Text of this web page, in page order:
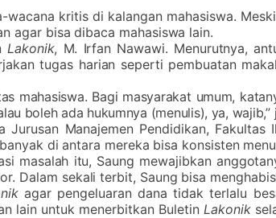
kritis di kalangan mahasiswa.
agar bisa dibaca mahasiswa lain.
Lakonik, M. Irfan Nawawi. Menurutnya,
tugas harian seperti pembuatan
mahasiswa. Bagi masyarakat umum,
boleh ada hukumnya (menulis), ya, wajib,”
Manajemen Pendidikan,
di antara mereka bisa konsisten
masalah itu, Saung mewajibkan
Dalam sekali terbit, Saung bisa
agar pengeluaran dana tidak terlalu
lain untuk menerbitkan Buletin Lakonik